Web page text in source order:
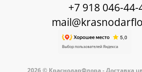
+7 918 046-44-